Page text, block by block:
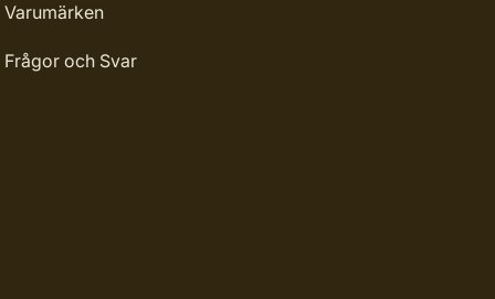
Varumärken
Frågor och Svar